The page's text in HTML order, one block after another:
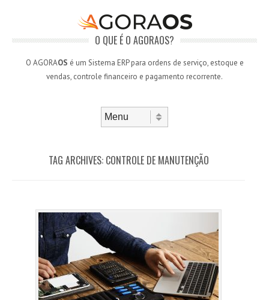
O QUE É O AGORAOS?
O AGORAOS é um Sistema ERP para ordens de serviço, estoque e
vendas, controle financeiro e pagamento recorrente.
TAG ARCHIVES: CONTROLE DE MANUTENÇÃO